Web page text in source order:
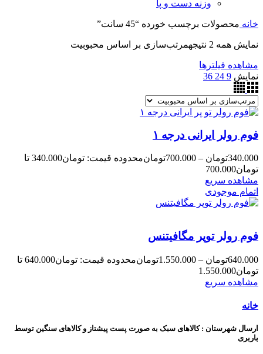
وزنه دست و پا
خانه محصولات برچسب خورده “45 سانت”
نمایش همه 2 نتیجه مرتب‌سازی بر اساس محبوبیت
مشاهده فیلترها
نمایش 9
24
36
فوم رولر ایرانی درجه ۱
تومان340.000
– تومان700.000
محدوده قیمت: تومان340.000 تا
تومان700.000
مشاهده سریع
اتمام موجودی
فوم رولر توپر مگافیتنس
تومان640.000
– تومان1.550.000
محدوده قیمت: تومان640.000 تا
تومان1.550.000
مشاهده سریع
خانه
ارسال شهرستان : کالاهای سبک به صورت پست پیشتاز و کالاهای سنگین توسط
باربری